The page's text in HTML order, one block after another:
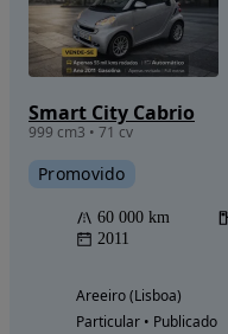
Smart City Cabrio
999 cm3 • 71 cv
Promovido
60 000 km
2011
Areeiro (Lisboa)
Particular • Publicado